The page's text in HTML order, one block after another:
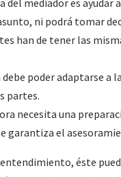
del mediador es
ni podrá tomar
han de tener las
poder adaptarse a
partes.
necesita una
garantiza el
éste